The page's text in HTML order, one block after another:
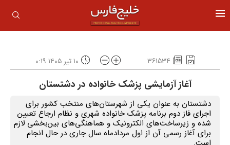
361534 ۱۰ تیر ۱۴۰۵ ۰:۱۹
آغاز آزمایشی پزشک خانواده در دشتستان
دشتستان به عنوان یکی از شهرستان‌های منتخب کشور برای
اجرای فاز دوم برنامه پزشک خانواده شهری و نظام ارجاع تعیین
شده و زیرساخت‌های الکترونیک و هماهنگی‌های بین‌بخشی لازم
برای آغاز رسمی آن از اول مردادماه سال جاری در حال انجام